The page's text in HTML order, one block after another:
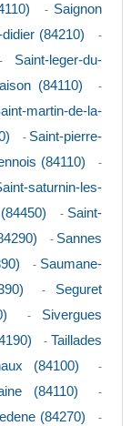
- Saignon
didier (84210) -
Saint-leger-du-
(84110) -
martin-de-la-
- Saint-pierre-
(84110) -
saturnin-les-
- Saint-
- Sannes
- Saumane-
- Seguret
- Sivergues
- Taillades
(84100) -
(84110) -
(84270) -